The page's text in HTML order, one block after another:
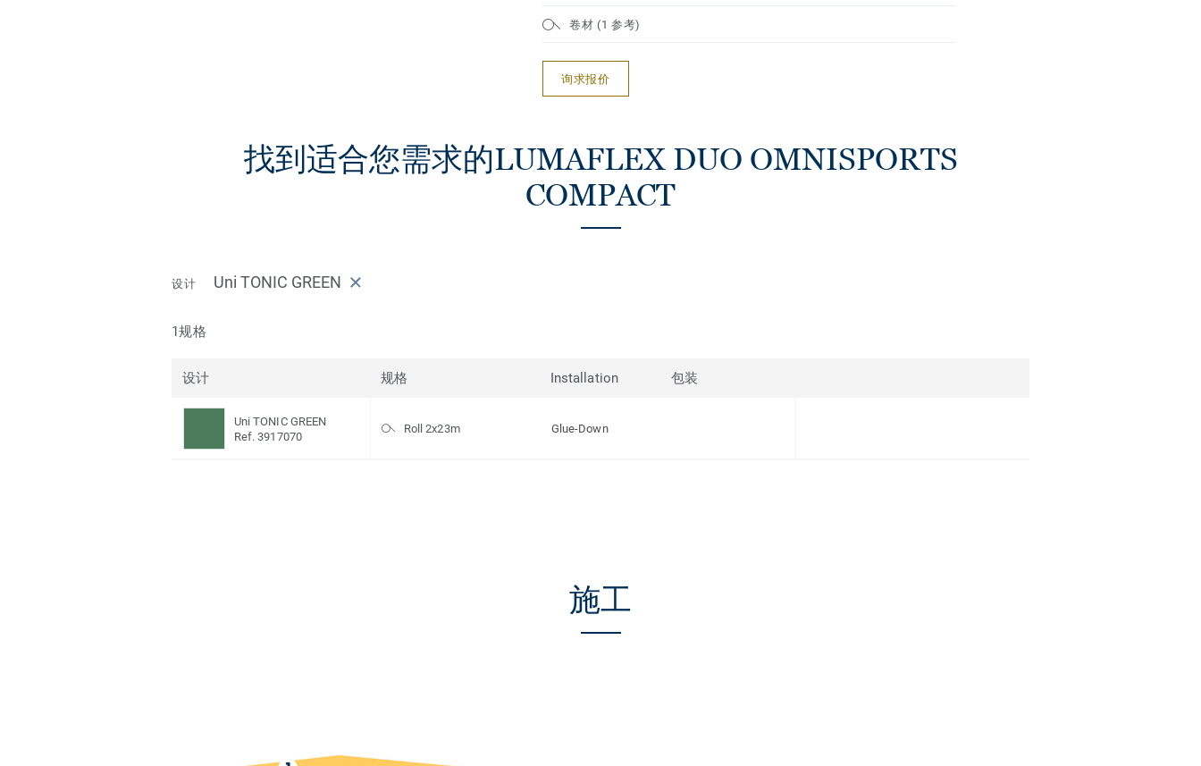
卷材 (1 参考)
询求报价
找到适合您需求的LUMAFLEX DUO OMNISPORTS
COMPACT
设计 Uni TONIC GREEN
1规格
设计 规格 Installation 包装
Uni TONIC GREEN
Ref. 3917070
Roll 2x23m Glue-Down
施工